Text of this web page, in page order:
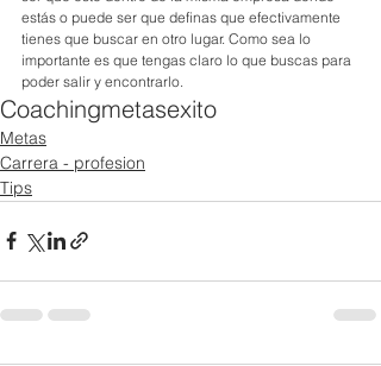
estás o puede ser que definas que efectivamente
tienes que buscar en otro lugar. Como sea lo
importante es que tengas claro lo que buscas para
poder salir y encontrarlo.
Coachingmetasexito
Metas
Carrera - profesion
Tips